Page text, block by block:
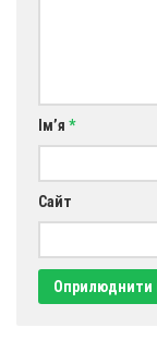
Ім’я *
Сайт